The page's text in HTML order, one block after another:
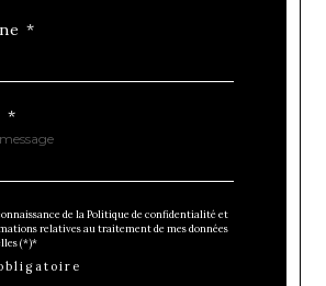
*
*
de la Politique de confidentialité et
relatives au traitement de mes données
(*)*